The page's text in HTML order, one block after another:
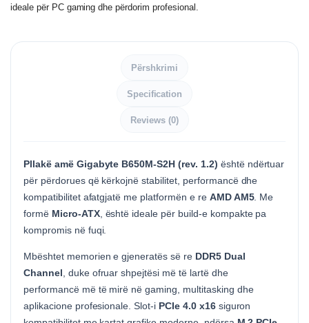
ideale për PC gaming dhe përdorim profesional.
Përshkrimi
Specification
Reviews (0)
Pllakë amë Gigabyte B650M-S2H (rev. 1.2) është ndërtuar
për përdorues që kërkojnë stabilitet, performancë dhe
kompatibilitet afatgjatë me platformën e re AMD AM5. Me
formë Micro-ATX, është ideale për build-e kompakte pa
kompromis në fuqi.
Mbështet memorien e gjeneratës së re DDR5 Dual
Channel , duke ofruar shpejtësi më të lartë dhe
performancë më të mirë në gaming, multitasking dhe
aplikacione profesionale. Slot-i PCIe 4.0 x16siguron